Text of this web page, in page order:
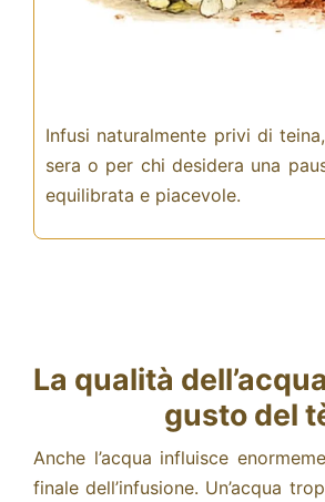
Infusi naturalmente privi di
sera o per chi desidera una
equilibrata e piacevole.
La qualità
gusto del
Anche l’acqua influisce
finale dell’infusione. Un’acqua